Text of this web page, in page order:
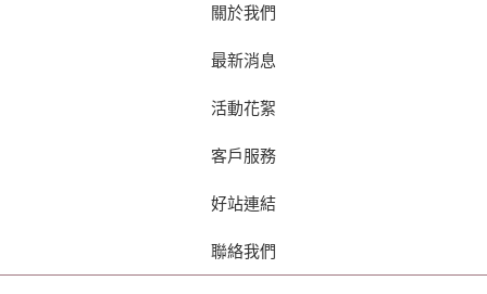
關於我們
最新消息
活動花絮
客戶服務
好站連結
聯絡我們